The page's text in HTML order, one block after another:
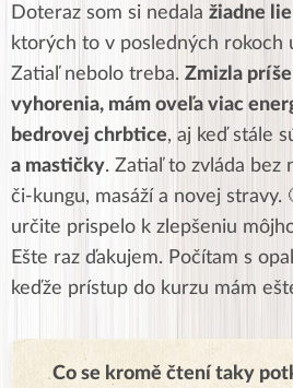
Doteraz som si nedala žiadne
ktorých to v posledných rokoch
Zatiaľ nebolo treba. Zmizla
vyhorenia, mám oveľa viac
bedrovej chrbtice, aj keď stále
a mastičky. Zatiaľ to zvláda bez
či-kungu, masáží a novej stravy.
určite prispelo k zlepšeniu
Ešte raz ďakujem. Počítam s
keďže prístup do kurzu mám
Co se kromě čtení taky